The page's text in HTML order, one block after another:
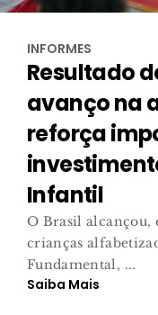
INFORMES
Resultado
avanço na
reforça
Infantil
O Brasil alcançou,
crianças
Fundamental, ...
Saiba Mais